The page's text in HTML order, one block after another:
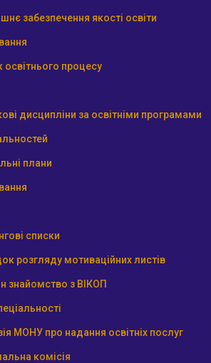
забезпечення якості освіти
освітнього процесу
дисципліни за освітніми програмами
плани
списки
розгляду мотиваційних листів
знайомство з ВІКОП
МОНУ про надання освітніх послуг
комісія